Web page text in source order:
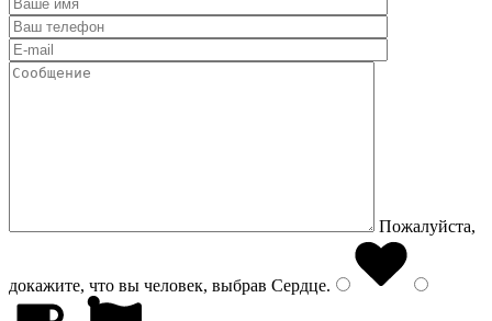
Пожалуйста,
докажите, что вы человек, выбрав Сердце.